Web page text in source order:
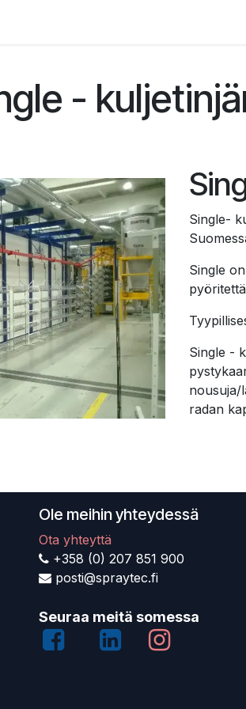
-
Single-
Single
Single -
nousuja/
radan
Ole meihin yhteydessä
Ota yhteyttä
+358 (0) 207 851 900
posti@spraytec.fi
Seuraa meitä somessa